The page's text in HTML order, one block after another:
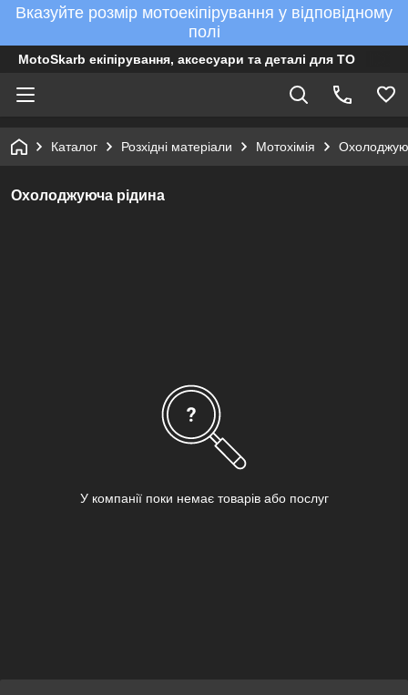
Вказуйте розмір мотоекіпірування у відповідному
полі
MotoSkarb екіпірування, аксесуари та деталі для ТО
Каталог Розхідні матеріали Мотохімія
Охолоджуюча рідина
У компанії поки немає товарів або послуг